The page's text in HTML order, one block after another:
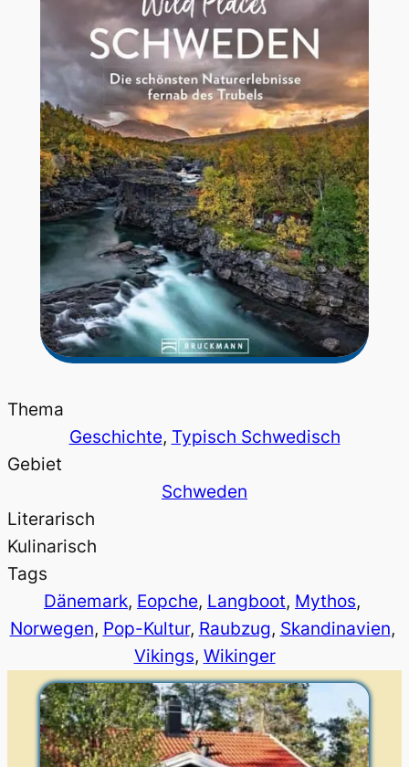
Thema
Geschichte, Typisch Schwedisch
Gebiet
Schweden
Literarisch
Kulinarisch
Tags
Dänemark, Eopche, Langboot, Mythos
Norwegen, Pop-Kultur, Raubzug, Skandinavien
Vikings, Wikinger